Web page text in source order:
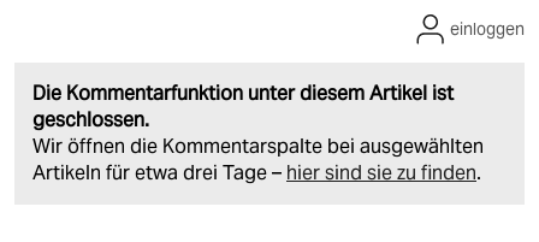
Die Kommentarfunktion unter diesem Artikel ist
geschlossen.
Wir öffnen die Kommentarspalte bei ausgewählten
Artikeln für etwa drei Tage – hier sind sie zu finden.
einloggen